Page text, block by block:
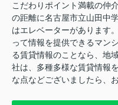
こだわりポイント満載の仲
の距離に名古屋市立山田中
はエレベーターがあります
って情報を提供できるマン
る賃貸情報のことなら、地
社は、多種多様な賃貸情報
な点などございましたら、